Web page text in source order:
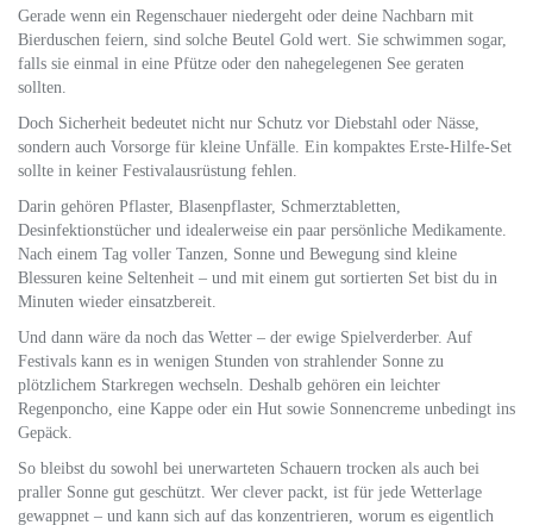
Gerade wenn ein Regenschauer niedergeht oder deine Nachbarn mit
Bierduschen feiern, sind solche Beutel Gold wert. Sie schwimmen sogar,
falls sie einmal in eine Pfütze oder den nahegelegenen See geraten
sollten.
Doch Sicherheit bedeutet nicht nur Schutz vor Diebstahl oder Nässe,
sondern auch Vorsorge für kleine Unfälle. Ein kompaktes Erste-Hilfe-Set
sollte in keiner Festivalausrüstung fehlen.
Darin gehören Pflaster, Blasenpflaster, Schmerztabletten,
Desinfektionstücher und idealerweise ein paar persönliche Medikamente.
Nach einem Tag voller Tanzen, Sonne und Bewegung sind kleine
Blessuren keine Seltenheit – und mit einem gut sortierten Set bist du in
Minuten wieder einsatzbereit.
Und dann wäre da noch das Wetter – der ewige Spielverderber. Auf
Festivals kann es in wenigen Stunden von strahlender Sonne zu
plötzlichem Starkregen wechseln. Deshalb gehören ein leichter
Regenponcho, eine Kappe oder ein Hut sowie Sonnencreme unbedingt ins
Gepäck.
So bleibst du sowohl bei unerwarteten Schauern trocken als auch bei
praller Sonne gut geschützt. Wer clever packt, ist für jede Wetterlage
gewappnet – und kann sich auf das konzentrieren, worum es eigentlich